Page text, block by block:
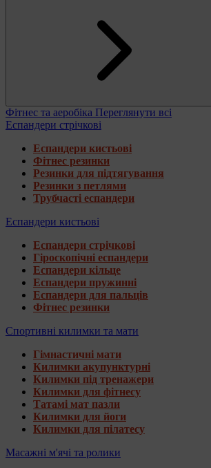
Фітнес та аеробіка Переглянути всі
Еспандери стрічкові
Еспандери кистьові
Фітнес резинки
Резинки для підтягування
Резинки з петлями
Трубчасті еспандери
Еспандери кистьові
Еспандери стрічкові
Гіроскопічні еспандери
Еспандери кільце
Еспандери пружинні
Еспандери для пальців
Фітнес резинки
Спортивні килимки та мати
Гімнастичні мати
Килимки акупунктурні
Килимки під тренажери
Килимки для фітнесу
Татамі мат пазли
Килимки для йоги
Килимки для пілатесу
Масажні м'ячі та ролики